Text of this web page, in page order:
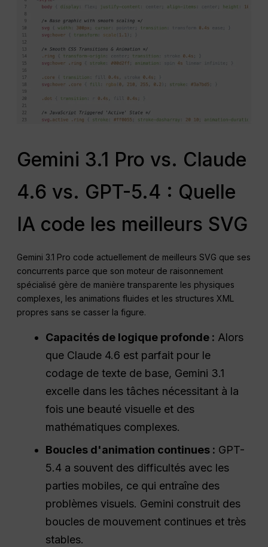
Gemini 3.1 Pro vs. Claude
4.6 vs. GPT-5.4 : Quelle
IA code les meilleurs SVG
Gemini 3.1 Pro code actuellement de meilleurs SVG que ses
concurrents parce que son moteur de raisonnement
spécialisé gère de manière transparente les physiques
complexes, les animations fluides et les structures XML
propres sans se casser la figure.
Capacités de logique profonde : Alors
que Claude 4.6 est parfait pour le
codage de texte de base, Gemini 3.1
excelle dans les tâches nécessitant à la
fois une beauté visuelle et des
mathématiques complexes.
Boucles d'animation continues : GPT-
5.4 a souvent des difficultés avec les
parties mobiles, ce qui entraîne des
problèmes visuels. Gemini construit des
boucles de mouvement continues et très
stables.